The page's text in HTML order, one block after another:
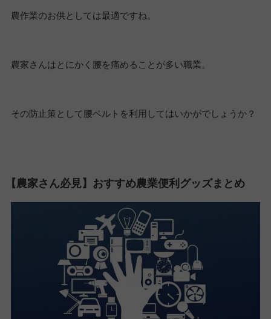
農作業のお供としては最適ですね。
農家さんはとにかく腰を痛めることが多い職業。
その防止策として腰ベルトを利用してはいかがでしょうか？
【農家さん必見】おすすめ農業便利グッズまとめ